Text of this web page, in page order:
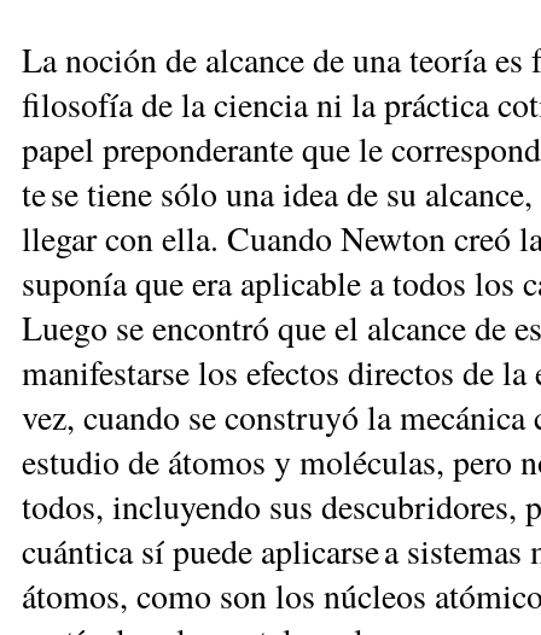
La noción de alcance de una teoría
filosofía de la ciencia ni la práctica
papel preponderante que le
te se tiene sólo una idea de su
llegar con ella. Cuando Newton creó
suponía que era aplicable a todos los
Luego se encontró que el alcance de
manifestarse los efec­tos directos de
vez, cuando se construyó la
estudio de átomos y moléculas, pero
todos, incluyendo sus descubridores,
cuántica sí puede aplicarse a
átomos, como son los nú­cleos